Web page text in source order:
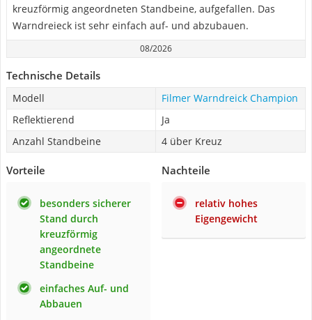
kreuzförmig angeordneten Standbeine, aufgefallen. Das
Warndreieck ist sehr einfach auf- und abzubauen.
08/2026
Technische Details
Modell
Filmer Warndreick Champion
Reflektierend
Ja
Anzahl Standbeine
4 über Kreuz
Vorteile
besonders sicherer
Stand durch
kreuzförmig
angeordnete
Standbeine
einfaches Auf- und
Abbauen
Nachteile
relativ hohes
Eigengewicht